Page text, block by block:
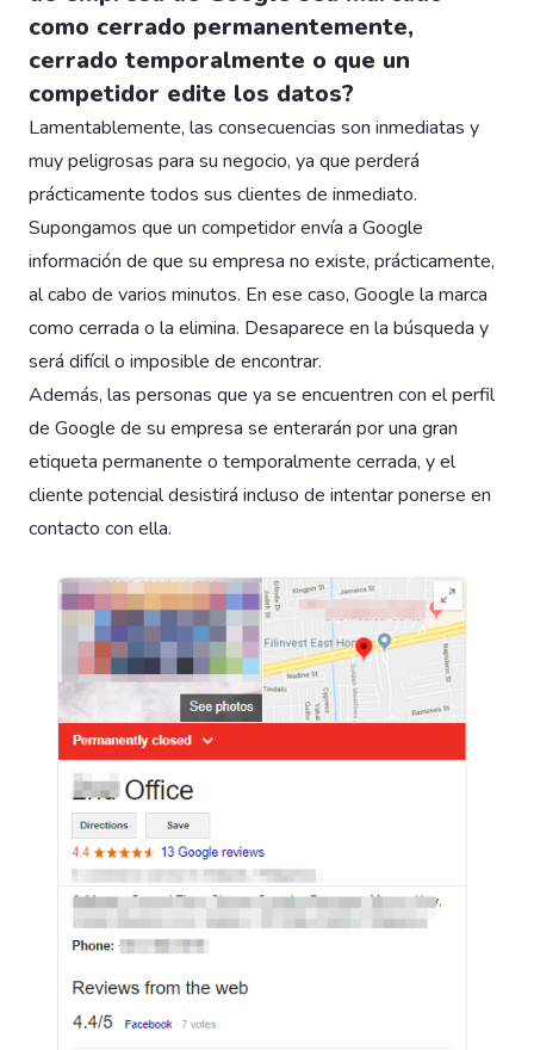
como cerrado permanentemente,
cerrado temporalmente o que un
competidor edite los datos?
Lamentablemente, las consecuencias son inmediatas y
muy peligrosas para su negocio, ya que perderá
prácticamente todos sus clientes de inmediato.
Supongamos que un competidor envía a Google
información de que su empresa no existe, prácticamente,
al cabo de varios minutos. En ese caso, Google la marca
como cerrada o la elimina. Desaparece en la búsqueda y
será difícil o imposible de encontrar.
Además, las personas que ya se encuentren con el perfil
de Google de su empresa se enterarán por una gran
etiqueta permanente o temporalmente cerrada, y el
cliente potencial desistirá incluso de intentar ponerse en
contacto con ella.